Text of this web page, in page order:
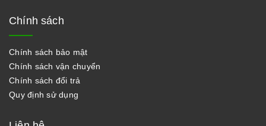
Chính sách
Chính sách bảo mật
Chính sách vận chuyển
Chính sách đổi trả
Quy định sử dụng